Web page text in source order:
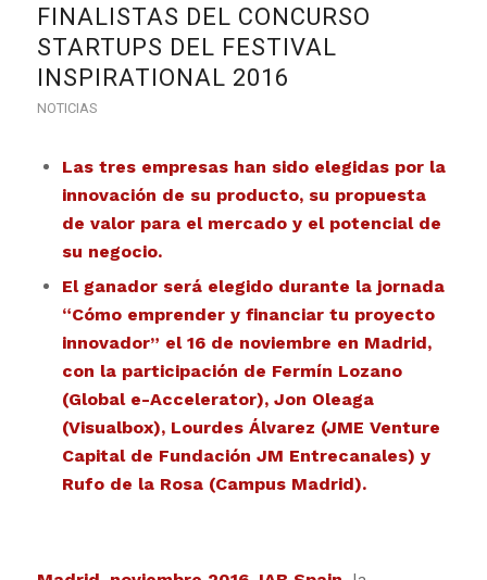
FINALISTAS DEL CONCURSO
STARTUPS DEL FESTIVAL
INSPIRATIONAL 2016
NOTICIAS
Las tres empresas han sido elegidas por la
innovación de su producto, su propuesta
de valor para el mercado y el potencial de
su negocio.
El ganador será elegido durante la jornada
“Cómo emprender y financiar tu proyecto
innovador” el 16 de noviembre en Madrid,
con la participación de Fermín Lozano
(Global e-Accelerator), Jon Oleaga
(Visualbox), Lourdes Álvarez (JME Venture
Capital de Fundación JM Entrecanales) y
Rufo de la Rosa (Campus Madrid).